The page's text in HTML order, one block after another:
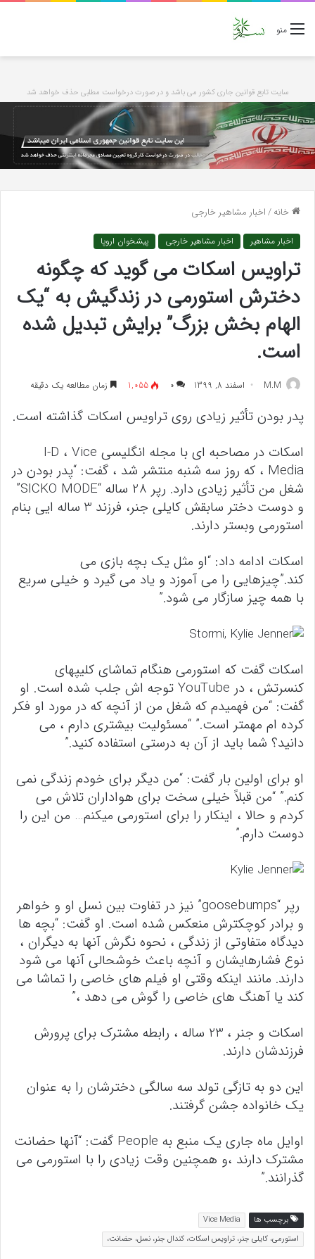
منو
سایت تابع قوانین جاری کشور می باشد و در صورت درخواست مطلبی حذف خواهد شد
خانه/اخبار مشاهیر خارجی
اخبار مشاهیر اخبار مشاهیر خارجی پیشخوان اروپا
تراویس اسکات می گوید که چگونه
دخترش استورمی در زندگیش به “یک
الهام بخش بزرگ” برایش تبدیل شده
است.
M.M اسفند 8, 1399 ۰ 1,055 زمان مطالعه یک دقیقه
پدر بودن تأثیر زیادی روی تراویس اسکات گذاشته است.
اسکات در مصاحبه ای با مجله انگلیسی I-D ، Vice
Media ، که روز سه شنبه منتشر شد ، گفت: “پدر بودن در
شغل من تأثیر زیادی دارد. رپر 28 ساله “SICKO MODE”
و دوست دختر سابقش کایلی جنر، فرزند 3 ساله ایی بنام
استورمی وبستر دارند.
اسکات ادامه داد: “او مثل یک بچه بازی می
کند.”چیزهایی را می آموزد و یاد می گیرد و خیلی سریع
با همه چیز سازگار می شود.”
اسکات گفت که استورمی هنگام تماشای کلیپهای
کنسرتش ، در YouTube توجه اش جلب شده است. او
گفت: “من فهمیدم که شغل من از آنچه که در مورد او فکر
کرده ام مهمتر است.” “مسئولیت بیشتری دارم ، می
دانید؟ شما باید از آن به درستی استفاده کنید.”
او برای اولین بار گفت: “من دیگر برای خودم زندگی نمی
کنم.” “من قبلاً خیلی سخت برای هواداران تلاش می
کردم و حالا ، اینکار را برای استورمی میکنم… من این را
دوست دارم.”
رپر “goosebumps” نیز در تفاوت بین نسل او و خواهر
و برادر کوچکترش منعکس شده است. او گفت: “بچه ها
دیدگاه متفاوتی از زندگی ، نحوه نگرش آنها به دیگران ،
نوع فشارهایشان و آنچه باعث خوشحالی آنها می شود
دارند. مانند اینکه وقتی او فیلم های خاصی را تماشا می
کند یا آهنگ های خاصی را گوش می دهد ،”
اسکات و جنر ، 23 ساله ، رابطه مشترک برای پرورش
فرزندشان دارند.
این دو به تازگی تولد سه سالگی دخترشان را به عنوان
یک خانواده جشن گرفتند.
اوایل ماه جاری یک منبع به People گفت: “آنها حضانت
مشترک دارند ،و همچنین وقت زیادی را با استورمی می
گذرانند.”
برچسب ها
Vice Media
استورمی، کایلی جنر، تراویس اسکات، کندال جنر، نسل، حضانت،